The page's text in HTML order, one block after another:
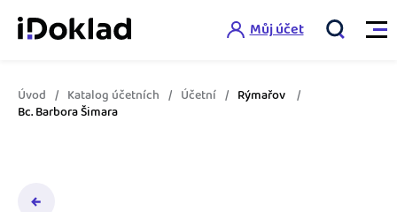
Vlastnosti
Správa kontaktů
Můj účet
Úvod Katalog účetních Účetní
Rýmařov
Bc. Barbora Šimara